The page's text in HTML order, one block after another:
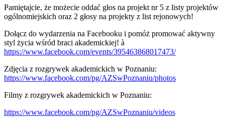
Pamiętajcie, że możecie oddać głos na projekt nr 5 z listy projektów
ogólnomiejskich oraz 2 głosy na projekty z list rejonowych!
Dołącz do wydarzenia na Facebooku i pomóż promować aktywny
styl życia wśród braci akademickiej! à
https://www.facebook.com/events/395463868017473/
Zdjęcia z rozgrywek akademickich w Poznaniu:
https://www.facebook.com/pg/AZSwPoznaniu/photos
Filmy z rozgrywek akademickich w Poznaniu:
https://www.facebook.com/pg/AZSwPoznaniu/videos